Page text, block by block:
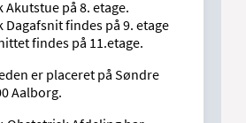
på 8. etage.
findes på 9. etage
findes på 11.etage.
er placeret på Søndre
Aalborg.